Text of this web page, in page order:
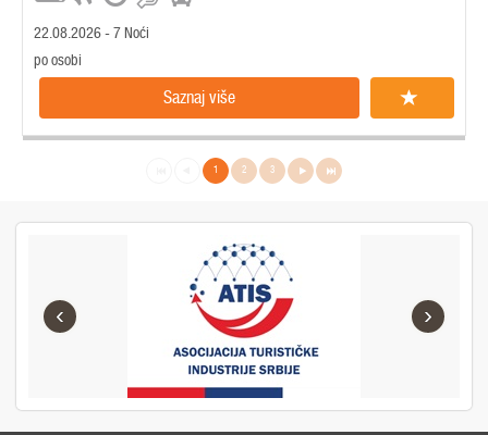
22.08.2026 - 7 Noći
po osobi
Saznaj više
1 2 3
‹ ›